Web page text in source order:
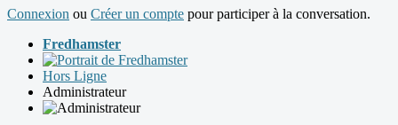
Connexion ou Créer un compte pour participer à la conversation.
Fredhamster
Hors Ligne
Administrateur